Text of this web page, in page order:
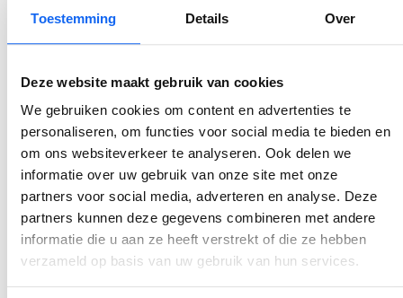
Toestemming Details Over
Deze website maakt gebruik van cookies
We gebruiken cookies om content en advertenties te
personaliseren, om functies voor social media te bieden en
om ons websiteverkeer te analyseren. Ook delen we
informatie over uw gebruik van onze site met onze
partners voor social media, adverteren en analyse. Deze
partners kunnen deze gegevens combineren met andere
informatie die u aan ze heeft verstrekt of die ze hebben
verzameld op basis van uw gebruik van hun services.
gevallen zelfs voor onherstelbare schade kan zorgen.
Helaas is er niets wat je hier zelf aan kan doen, behalve
en na periodes waarin veel gestrooid is je auto even
door de wasstraat te rijden.
Inhoudsopgave
Mankementen aan je auto in de winter
Dit zijn de vijf meest voorkomende mankementen
aan een auto gedurende de winter